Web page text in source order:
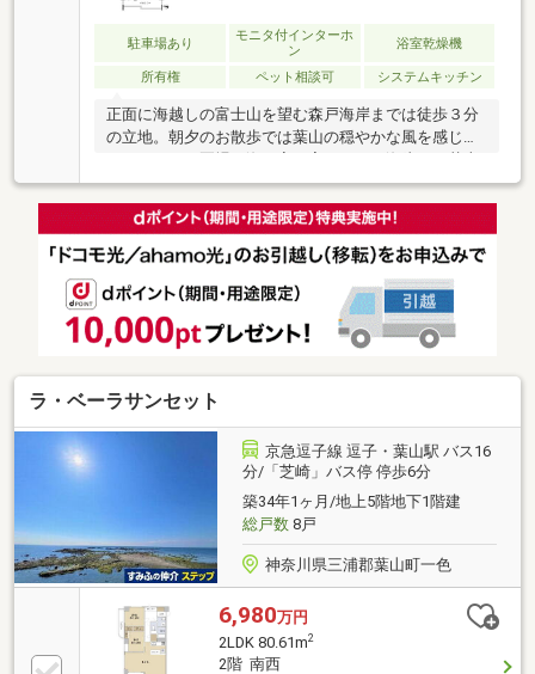
駐車場あり
モニタ付インターホ
ン
浴室乾燥機
所有権 ペット相談可 システムキッチン
正面に海越しの富士山を望む森戸海岸までは徒歩３分
の立地。朝夕のお散歩では葉山の穏やかな風を感じる
を楽しむことも出来ます。また穏やかな周辺の雰囲気
に加えてバス停やスーパー、ドラッグストア、銀行、
クリーニング店などが徒歩圏にあり子育て世帯にも安
心♪館内は管理が行き届いており常に綺麗な状態が保
週末のセカンドハウスとしてもお使いいただけます。
オーナー様居住中につきご見学は日程調整が必要にな
ります。
ラ・ベーラサンセット
京急逗子線 逗子・葉山駅 バス16
分/「芝崎」バス停 停歩6分
築34年1ヶ月/地上5階地下1階建
総戸数8戸
神奈川県三浦郡葉山町一色
6,980万円
2LDK 80.61m2
2階 南西